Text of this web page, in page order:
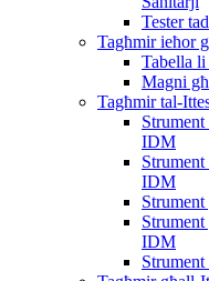
Tester
Tagħmir ieħor
Tabella
Magni
Tagħmir tal-
IDM
IDM
IDM